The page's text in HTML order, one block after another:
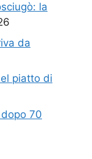
la
da
piatto di
70